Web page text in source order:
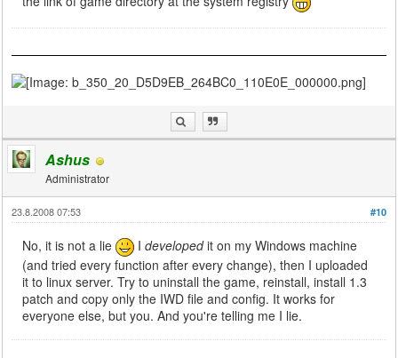
Ashus
Administrator
#10
23.8.2008 07:53
No, it is not a lie Idevelopedit on my Windows machine
(and tried every function after every change), then I uploaded
it to linux server. Try to uninstall the game, reinstall, install 1.3
patch and copy only the IWD file and config. It works for
everyone else, but you. And you're telling me I lie.